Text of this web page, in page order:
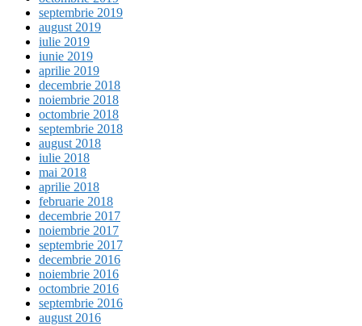
septembrie 2019
august 2019
iulie 2019
iunie 2019
aprilie 2019
decembrie 2018
noiembrie 2018
octombrie 2018
septembrie 2018
august 2018
iulie 2018
mai 2018
aprilie 2018
februarie 2018
decembrie 2017
noiembrie 2017
septembrie 2017
decembrie 2016
noiembrie 2016
octombrie 2016
septembrie 2016
august 2016